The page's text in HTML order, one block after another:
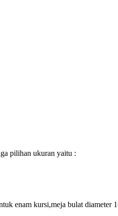
pilihan ukuran yaitu :
enam kursi,meja bulat